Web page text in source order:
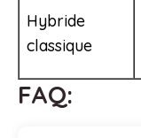
Hybride
classique
FAQ: